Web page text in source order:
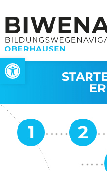
Werkzeugleiste öffnen